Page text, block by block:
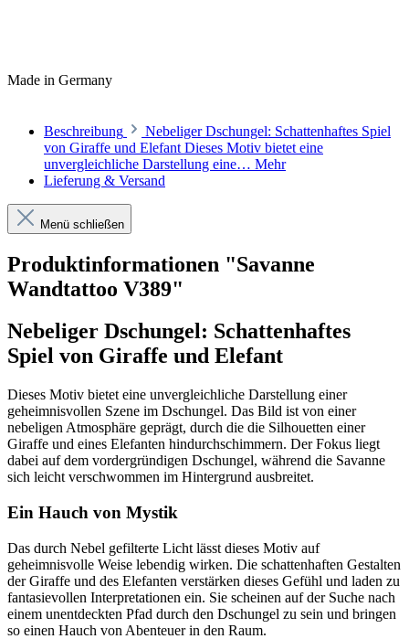
Made in Germany
Beschreibung
Nebeliger Dschungel: Schattenhaftes Spiel
von Giraffe und Elefant Dieses Motiv bietet eine
unvergleichliche Darstellung eine… Mehr
Lieferung & Versand
Menü schließen
Produktinformationen "Savanne
Wandtattoo V389"
Nebeliger Dschungel: Schattenhaftes
Spiel von Giraffe und Elefant
Dieses Motiv bietet eine unvergleichliche Darstellung einer
geheimnisvollen Szene im Dschungel. Das Bild ist von einer
nebeligen Atmosphäre geprägt, durch die die Silhouetten einer
Giraffe und eines Elefanten hindurchschimmern. Der Fokus liegt
dabei auf dem vordergründigen Dschungel, während die Savanne
sich leicht verschwommen im Hintergrund ausbreitet.
Ein Hauch von Mystik
Das durch Nebel gefilterte Licht lässt dieses Motiv auf
geheimnisvolle Weise lebendig wirken. Die schattenhaften Gestalten
der Giraffe und des Elefanten verstärken dieses Gefühl und laden zu
fantasievollen Interpretationen ein. Sie scheinen auf der Suche nach
einem unentdeckten Pfad durch den Dschungel zu sein und bringen
so einen Hauch von Abenteuer in den Raum.